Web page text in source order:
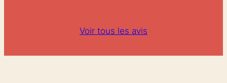
Voir tous les avis